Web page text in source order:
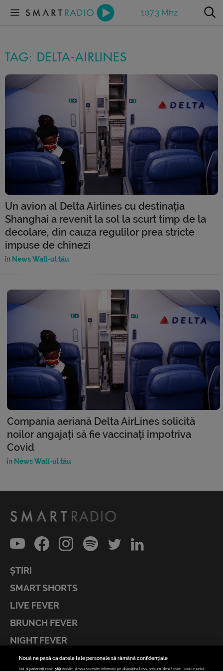
107.3 Mhz
TAG: DELTA-AIRLINES
Un avion al Delta Airlines cu destinația
Shanghai a revenit la sol la scurt timp de la
decolare, din cauza regulilor prea stricte
impuse de chinezi
în News Wall-ul tău
Compania aeriană Delta AirLines solicită
noilor angajați să fie vaccinați împotriva
Covid
în News Wall-ul tău
ȘTIRI
SMART SHORTS
LIVE FEVER
BRUNCH FEVER
NIGHT FEVER
LIVE FEVER CONCERT
Nouă ne pasă ca datele tale personale să rămână confidențiale
Noi și partenerii noștri589 stocăm și/sau accesăm informații pe dispozitivul dvs., precum identificatorii cookie unici